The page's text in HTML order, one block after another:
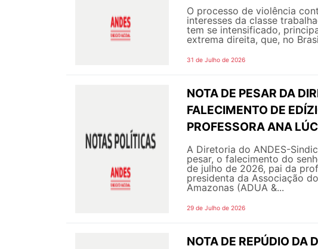
O processo de violência
interesses da classe
tem se intensificado,
extrema direita, que, no
31 de Julho de 2026
NOTA DE PESAR DA
FALECIMENTO DE
PROFESSORA ANA
A Diretoria do ANDES-
pesar, o falecimento do
de julho de 2026, pai da
presidenta da Associação
Amazonas (ADUA &...
29 de Julho de 2026
NOTA DE REPÚDIO DA